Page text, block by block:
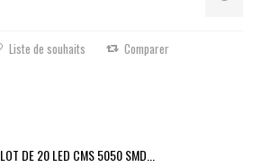
Liste de souhaits Comparer
LOT DE 20 LED CMS 5050 SMD...